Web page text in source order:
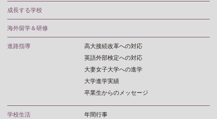
成長する学校
海外留学＆研修
進路指導
高大接続改革への対応
英語外部検定への対応
大妻女子大学への進学
大学進学実績
卒業生からのメッセージ
学校生活
年間行事